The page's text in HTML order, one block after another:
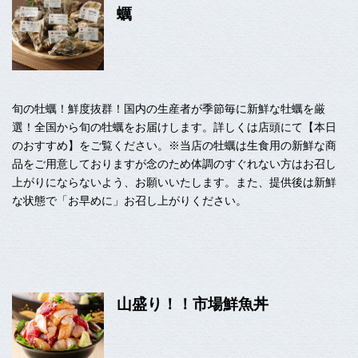
蠣
旬の牡蠣！鮮度抜群！国内の生産者が季節毎に新鮮な牡蠣を厳
選！全国から旬の牡蠣をお届けします。詳しくは店頭にて【本日
のおすすめ】をご覧ください。※当店の牡蠣は生食用の新鮮な商
品をご用意しておりますが念のため体調のすぐれない方はお召し
上がりにならないよう、お願いいたします。また、提供後は新鮮
な状態で「お早めに」お召し上がりください。
山盛り！！市場鮮魚丼